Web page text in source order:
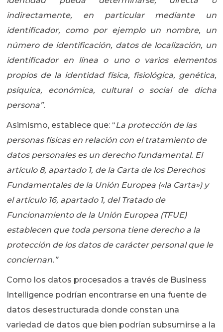
indirectamente, en particular mediante un
identificador, como por ejemplo un nombre, un
número de identificación, datos de localización, un
identificador en línea o uno o varios elementos
propios de la identidad física, fisiológica, genética,
psíquica, económica, cultural o social de dicha
persona”.
Asimismo, establece que: “La protección de las
personas físicas en relación con el tratamiento de
datos personales es un derecho fundamental. El
artículo 8, apartado 1, de la Carta de los Derechos
Fundamentales de la Unión Europea («la Carta») y
el artículo 16, apartado 1, del Tratado de
Funcionamiento de la Unión Europea (TFUE)
establecen que toda persona tiene derecho a la
protección de los datos de carácter personal que le
conciernan.”
Como los datos procesados a través de Business
Intelligence podrían encontrarse en una fuente de
datos desestructurada donde constan una
variedad de datos que bien podrían subsumirse a la